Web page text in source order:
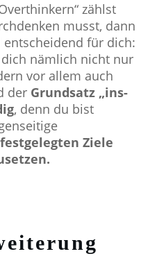
zählst
musst, dann
für dich:
nämlich nicht nur
vor allem auch
der Grundsatz „ins-
, denn du bist
festgelegten Ziele